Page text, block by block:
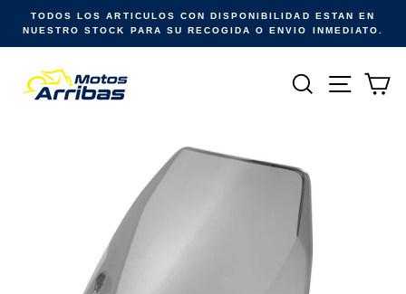
directamente
al
contenido
TODOS LOS ARTICULOS CON DISPONIBILIDAD ESTAN EN
NUESTRO STOCK PARA SU RECOGIDA O ENVIO INMEDIATO.
Buscar